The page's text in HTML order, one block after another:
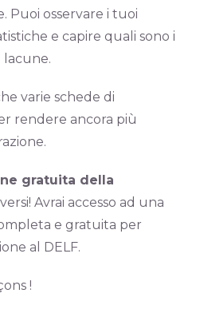
Puoi osservare i tuoi
e capire quali sono i
varie schede di
rendere ancora più
gratuita della
Avrai accesso ad una
e gratuita per
al DELF.
!